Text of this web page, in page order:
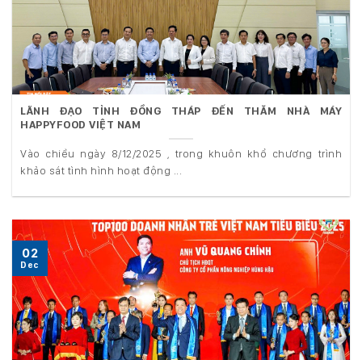
LÃNH ĐẠO TỈNH ĐỒNG THÁP ĐẾN THĂM NHÀ MÁY
HAPPYFOOD VIỆT NAM
Vào chiều ngày 8/12/2025 , trong khuôn khổ chương trình
khảo sát tình hình hoạt động ...
02
Dec